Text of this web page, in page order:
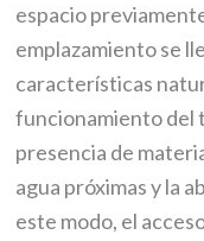
espacio
emplazamiento se
características
funcionamiento del
presencia de
agua próximas y la
este modo, el